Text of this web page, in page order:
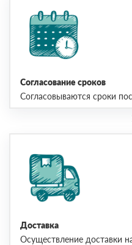
Согласование сроков
Согласовываются сроки
Доставка
Осуществление доставки